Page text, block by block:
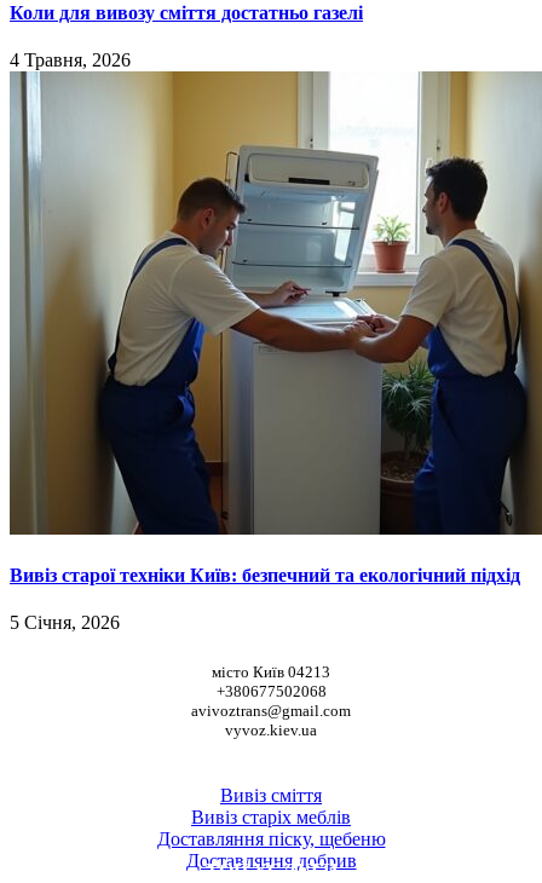
Коли для вивозу сміття достатньо газелі
4 Травня, 2026
Вивіз старої техніки Київ: безпечний та екологічний підхід
5 Січня, 2026
місто Київ 04213
+380677502068
avivoztrans@gmail.com
vyvoz.kiev.ua
Вивіз сміття
Вивіз старіх меблів
Доставляння піску, щебеню
Доставляння добрив
ТОП УСЛУГИ